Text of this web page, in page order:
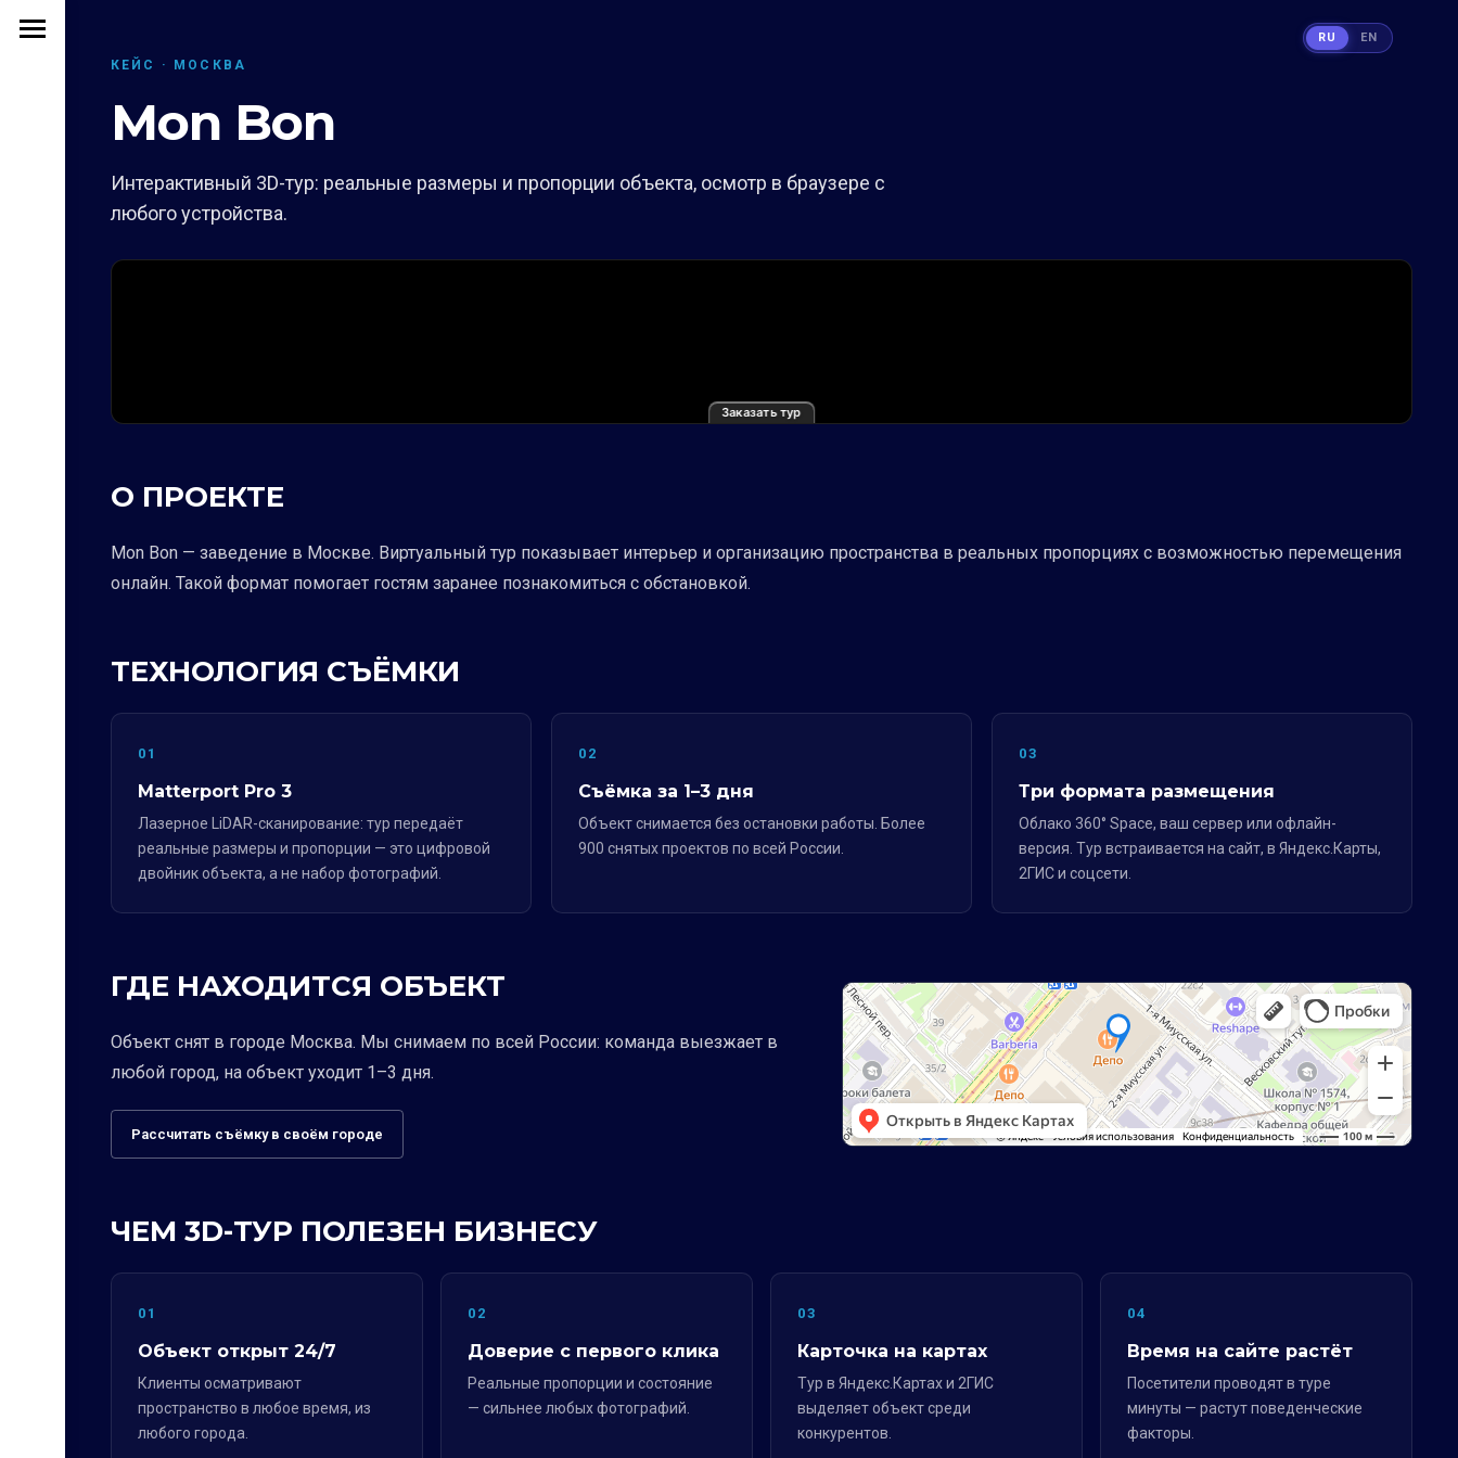
КЕЙС · МОСКВА
Mon Bon
Интерактивный 3D-тур: реальные размеры и пропорции объекта, осмотр в браузере с
любого устройства.
Заказать тур
О ПРОЕКТЕ
Mon Bon — заведение в Москве. Виртуальный тур показывает интерьер и организацию пространства в реальных пропорциях с возможностью перемещения
онлайн. Такой формат помогает гостям заранее познакомиться с обстановкой.
ТЕХНОЛОГИЯ СЪЁМКИ
01
Matterport Pro 3
Лазерное LiDAR-сканирование: тур передаёт
реальные размеры и пропорции — это цифровой
двойник объекта, а не набор фотографий.
02
Съёмка за 1–3 дня
Объект снимается без остановки работы. Более
900 снятых проектов по всей России.
03
Три формата размещения
Облако 360° Space, ваш сервер или офлайн-
версия. Тур встраивается на сайт, в Яндекс.Карты,
2ГИС и соцсети.
ГДЕ НАХОДИТСЯ ОБЪЕКТ
Объект снят в городе Москва. Мы снимаем по всей России: команда выезжает в
любой город, на объект уходит 1–3 дня.
Рассчитать съёмку в своём городе
ЧЕМ 3D-ТУР ПОЛЕЗЕН БИЗНЕСУ
01
Объект открыт 24/7
Клиенты осматривают
пространство в любое время, из
любого города.
02
Доверие с первого клика
Реальные пропорции и состояние
— сильнее любых фотографий.
03
Карточка на картах
Тур в Яндекс.Картах и 2ГИС
выделяет объект среди
конкурентов.
04
Время на сайте растёт
Посетители проводят в туре
минуты — растут поведенческие
факторы.
RU EN